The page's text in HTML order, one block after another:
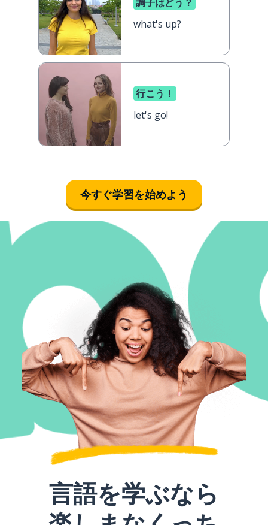
what's up?
行こう！
let's go!
今すぐ学習を始めよう
言語を学ぶなら